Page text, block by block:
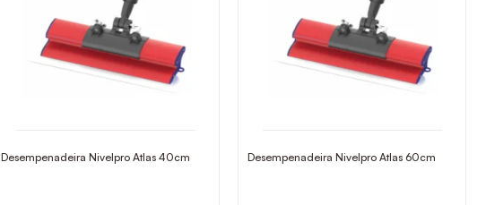
Desempenadeira Nivelpro Atlas 40cm Desempenadeira Nivelpro Atlas 60cm